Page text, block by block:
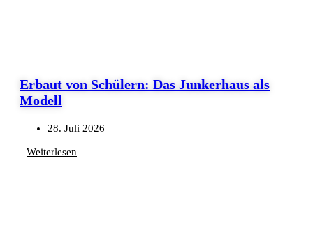
Erbaut von Schülern: Das Junkerhaus als
Modell
28. Juli 2026
Weiterlesen